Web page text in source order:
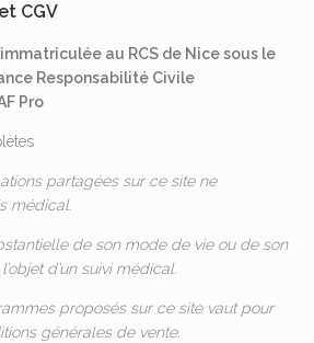
CGV
au RCS de Nice sous le
Responsabilité Civile
Pro
partagées sur ce site ne
médical.
de son mode de vie ou de son
d’un suivi médical.
proposés sur ce site vaut pour
générales de vente.